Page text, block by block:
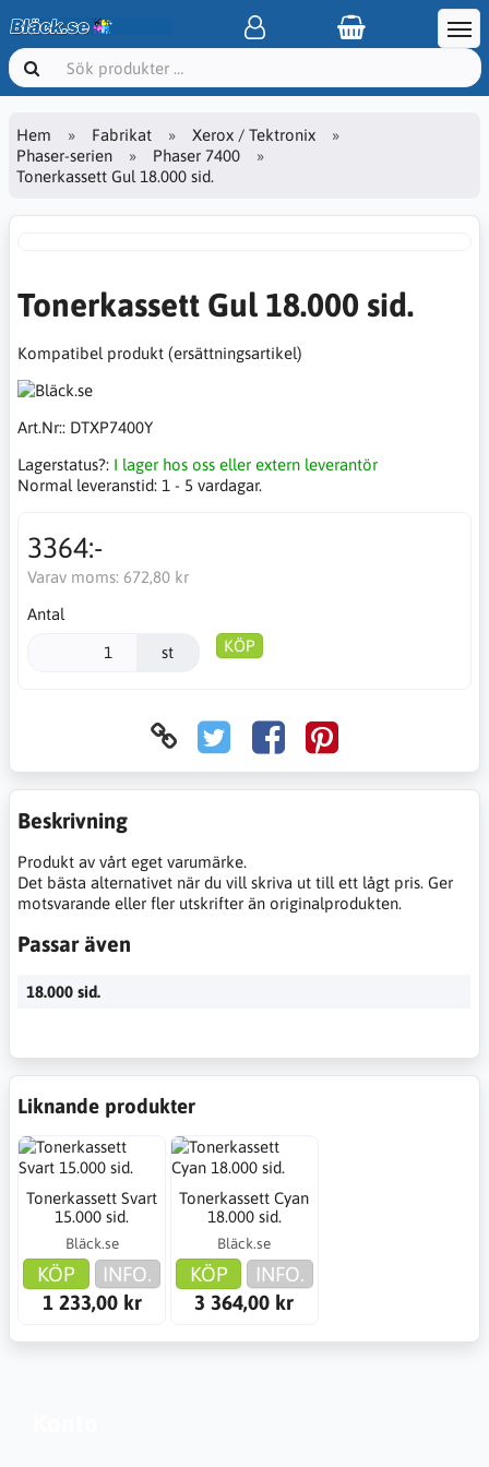
Hem Fabrikat
Xerox / Tektronix
Phaser-serien
Phaser 7400
Tonerkassett Gul 18.000 sid.
Tonerkassett Gul 18.000 sid.
Kompatibel produkt (ersättningsartikel)
Art.Nr:: DTXP7400Y
Lagerstatus?: I lager hos oss eller extern leverantör
Normal leveranstid: 1 - 5 vardagar.
3364:-
Varav moms: 672,80 kr
Antal
st KÖP
Beskrivning
Produkt av vårt eget varumärke.
Det bästa alternativet när du vill skriva ut till ett lågt pris. Ger
motsvarande eller fler utskrifter än originalprodukten.
Passar även
18.000 sid.
Liknande produkter
Tonerkassett Svart
15.000 sid.
Bläck.se
KÖP
INFO.
1 233,00 kr
Tonerkassett Cyan
18.000 sid.
Bläck.se
KÖP
INFO.
3 364,00 kr